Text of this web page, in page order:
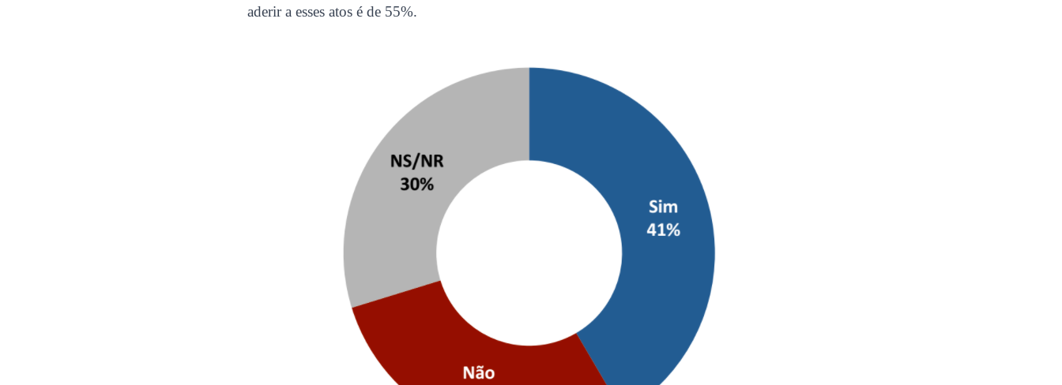
aderir a esses atos é de 55%.